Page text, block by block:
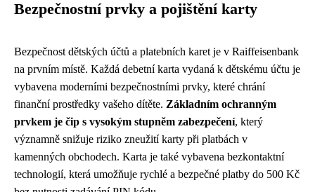
Bezpečnostní prvky a pojištění karty
Bezpečnost dětských účtů a platebních karet je v Raiffeisenbank
na prvním místě. Každá debetní karta vydaná k dětskému účtu je
vybavena moderními bezpečnostními prvky, které chrání
finanční prostředky vašeho dítěte. Základním ochranným
prvkem je čip s vysokým stupněm zabezpečení, který
významně snižuje riziko zneužití karty při platbách v
kamenných obchodech. Karta je také vybavena bezkontaktní
technologií, která umožňuje rychlé a bezpečné platby do 500 Kč